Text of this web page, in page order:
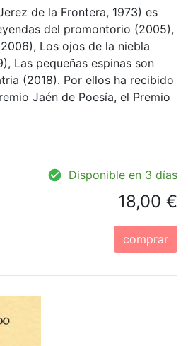
de la Frontera, 1973) es
del promontorio (2005),
Los ojos de la niebla
Las pequeñas espinas son
(2018). Por ellos ha recibido
Jaén de Poesía, el Premio
Disponible en 3 días
18,00 €
comprar